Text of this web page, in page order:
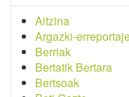
Aitzina
Argazki-
Berriak
Bertatik Bertara
Bertsoak